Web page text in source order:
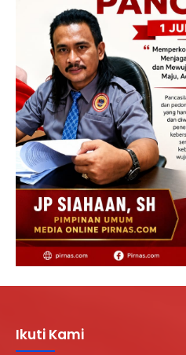
Ikuti Kami